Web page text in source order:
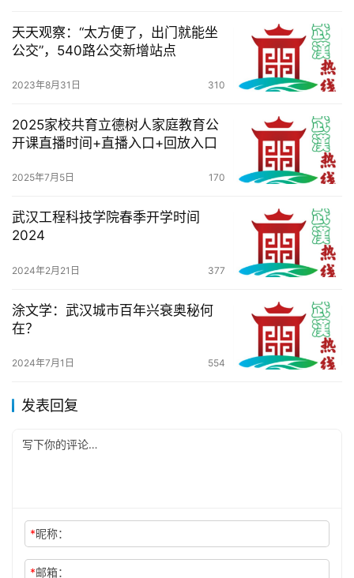
天天观察：“太方便了，出门就能坐
公交”，540路公交新增站点
2023年8月31日 310
2025家校共育立德树人家庭教育公
开课直播时间+直播入口+回放入口
2025年7月5日 170
武汉工程科技学院春季开学时间
2024
2024年2月21日 377
涂文学：武汉城市百年兴衰奥秘何
在？
2024年7月1日 554
发表回复
*昵称：
*邮箱：